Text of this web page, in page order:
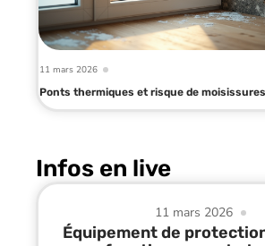
11 mars 2026
Ponts thermiques et risque de
Infos en live
11 mars 2026
Équipement de